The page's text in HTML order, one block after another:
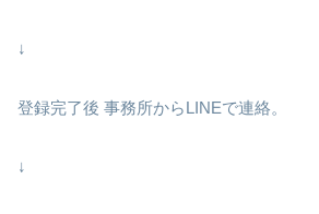
↓
登録完了後 事務所からLINEで連絡。
↓